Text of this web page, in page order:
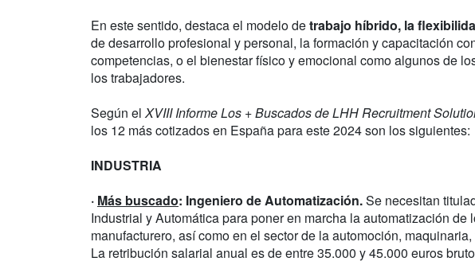
En este sentido, destaca el modelo detrabajo híbrido, la
de desarrollo profesional y personal, la formación y capacitación
competencias, o el bienestar físico y emocional como algunos de
los trabajadores.
Según el XVIII Informe Los + Buscados de LHH Recruitment
los 12 más cotizados en España para este 2024 son los siguientes:
INDUSTRIA
· Más buscado: Ingeniero de Automatización.Se necesitan
Industrial y Automática para poner en marcha la automatización de
manufacturero, así como en el sector de la automoción,
La retribución salarial anual es de entre 35.000 y 45.000 euros